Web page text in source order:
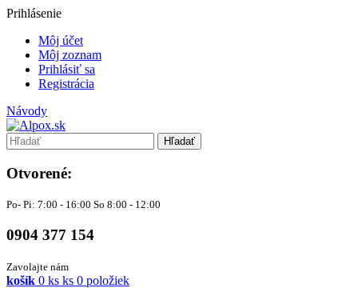
Prihlásenie
Môj účet
Môj zoznam
Prihlásiť sa
Registrácia
Návody
Hľadať
Otvorené:
Po- Pi: 7:00 - 16:00 So 8:00 - 12:00
0904 377 154
Zavolajte nám
košík 0 ks ks 0 položiek